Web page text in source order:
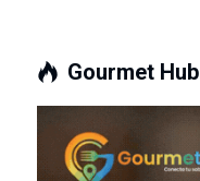
Gourmet Hub